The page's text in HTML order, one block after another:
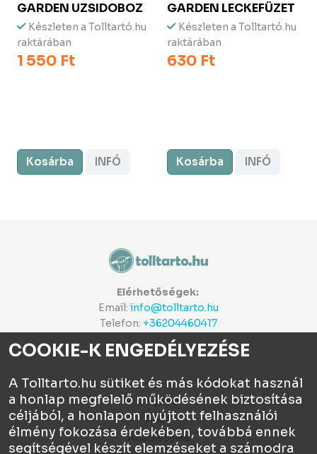
GARDEN UZSIDOBOZ
Készleten a Tolltartó.hu
raktárában
1 550 Ft
Kosárba INFÓ
GARDEN LECKEFÜZET
Készleten a Tolltartó.hu
raktárában
630 Ft
Kosárba INFÓ
Elérhetőségek:
Email: info@tolltarto.hu
Telefon: +36204460417
Céginfo
ÁSZF
Adatkezelés
COOKIE-K ENGEDÉLYEZÉSE
A Tolltarto.hu sütiket és más kódokat használ
a honlap megfelelő működésének biztosítása
céljából, a honlapon nyújtott felhasználói
élmény fokozása érdekében, továbbá ennek
segítségével készít elemzéseket a számodra